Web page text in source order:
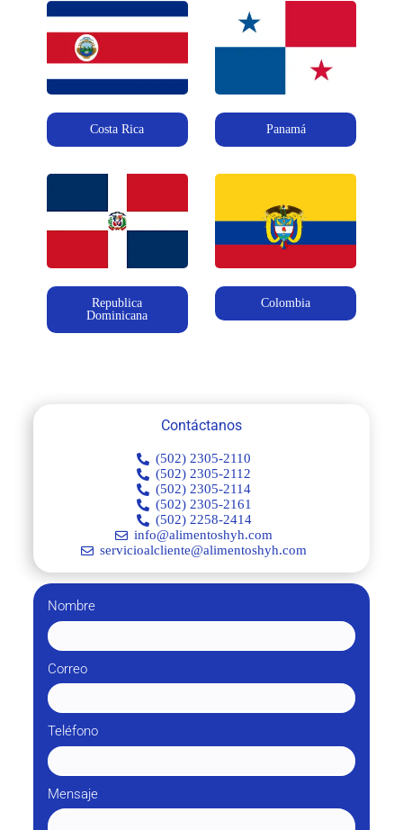
Costa Rica Panamá
Republica
Dominicana
Colombia
Contáctanos
(502) 2305-2110
(502) 2305-2112
(502) 2305-2114
(502) 2305-2161
(502) 2258-2414
info@alimentoshyh.com
servicioalcliente@alimentoshyh.com
Nombre
Correo
Teléfono
Mensaje